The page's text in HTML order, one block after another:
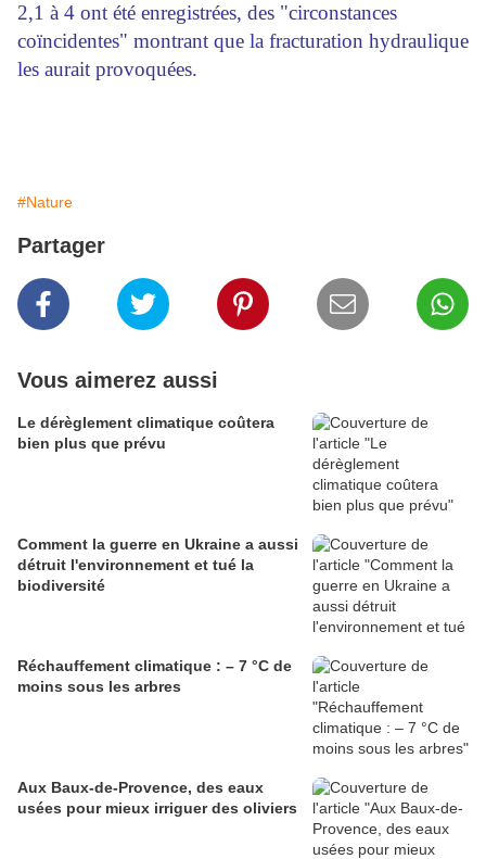
2,1 à 4 ont été enregistrées, des "circonstances
coïncidentes" montrant que la fracturation hydraulique
les aurait provoquées.
#Nature
Partager
Vous aimerez aussi
Le dérèglement climatique coûtera
bien plus que prévu
Comment la guerre en Ukraine a aussi
détruit l'environnement et tué la
biodiversité
Réchauffement climatique : – 7 °C de
moins sous les arbres
Aux Baux-de-Provence, des eaux
usées pour mieux irriguer des oliviers